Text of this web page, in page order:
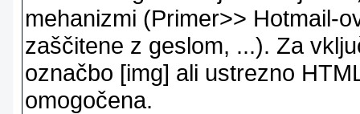
mehanizmi (Primer>> Hotmail-
zaščitene z geslom, ...). Za
označbo [img] ali ustrezno
omogočena.